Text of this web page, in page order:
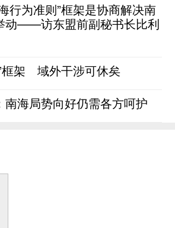
行为准则”框架是协商解决南
动——访东盟前副秘书长比利
框架 域外干涉可休矣
南海局势向好仍需各方呵护